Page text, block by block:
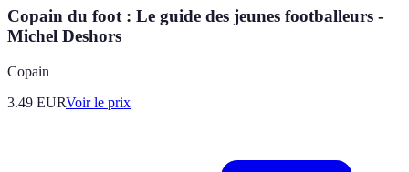
Copain du foot : Le guide des jeunes footballeurs -
Michel Deshors
Copain
3.49 EURVoir le prix